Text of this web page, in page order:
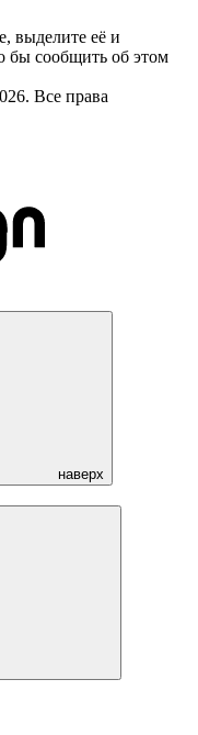
выделите её и
сообщить об этом
Все права
наверх